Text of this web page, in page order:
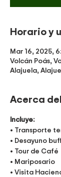
Horario y
Mar 16, 2025,
Volcán Poás,
Alajuela,
Acerca
Incluye:
• Transporte
• Desayuno
• Tour de Café
• Mariposario
• Visita